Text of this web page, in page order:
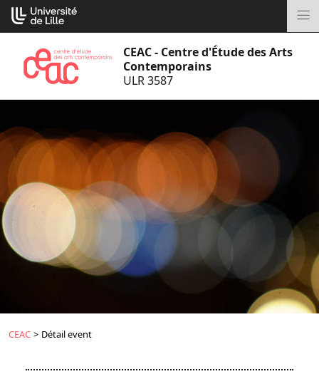
Aller
au
CEAC - Centre d'Étude des Arts
Contemporains
ULR 3587
CEAC > Détail event
Cookies management panel